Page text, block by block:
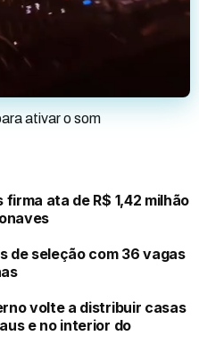
ativar o som
ata de R$ 1,42 milhão
de seleção com 36 vagas
volte a distribuir casas
e no interior do